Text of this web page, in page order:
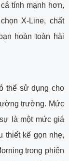
tính mạnh hơn,
X-Line, chất
hoàn toàn hài
thể sử dụng cho
trường. Mức
là một mức giá
thiết kế gọn nhẹ,
trong phiên